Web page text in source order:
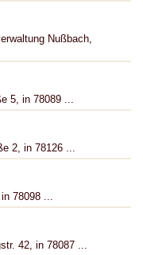
Nußbach,
5, in 78089 ...
2, in 78126 ...
78098 ...
42, in 78087 ...